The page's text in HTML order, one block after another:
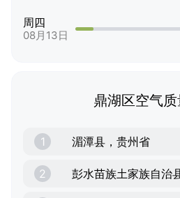
周四
08月13日
鼎湖区空气
1 湄潭县，贵州省
2